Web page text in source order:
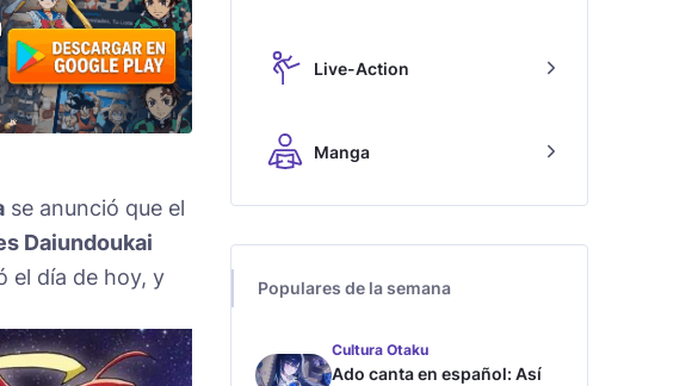
se anunció que el
Daiundoukai
el día de hoy, y
Live-Action
Manga
Populares de la semana
Cultura Otaku
Ado canta en español: Así